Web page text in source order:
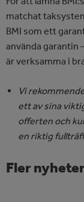
matchat
BMI som ett
använda garantin
är verksamma i
Vi
ett av sina
offerten och
en riktig
Fler